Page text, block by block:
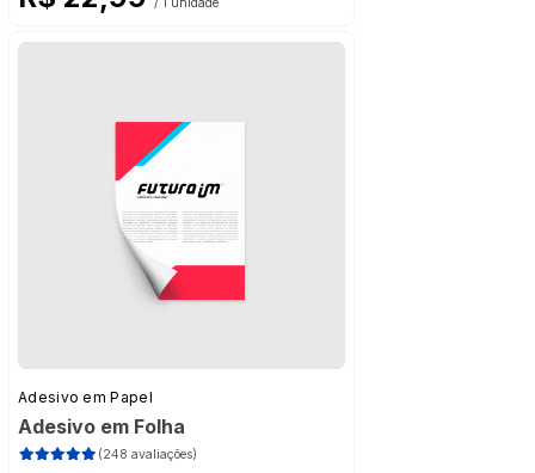
/ 1 unidade
Adesivo em Papel
Adesivo em Folha
(248 avaliações)